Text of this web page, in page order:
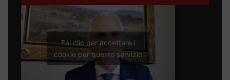
Fai clic per accettare i
cookie per questo servizio